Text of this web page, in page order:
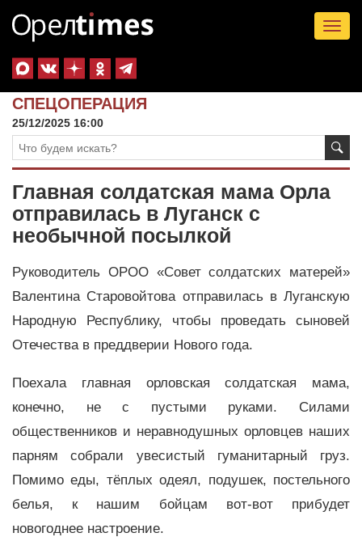
СПЕЦОПЕРАЦИЯ
25/12/2025 16:00
Главная солдатская мама Орла
отправилась в Луганск с
необычной посылкой
Руководитель ОРОО «Совет солдатских матерей»
Валентина Старовойтова отправилась в Луганскую
Народную Республику, чтобы проведать сыновей
Отечества в преддверии Нового года.
Поехала главная орловская солдатская мама,
конечно, не с пустыми руками. Силами
общественников и неравнодушных орловцев наших
парням собрали увесистый гуманитарный груз.
Помимо еды, тёплых одеял, подушек, постельного
белья, к нашим бойцам вот-вот прибудет
новогоднее настроение.